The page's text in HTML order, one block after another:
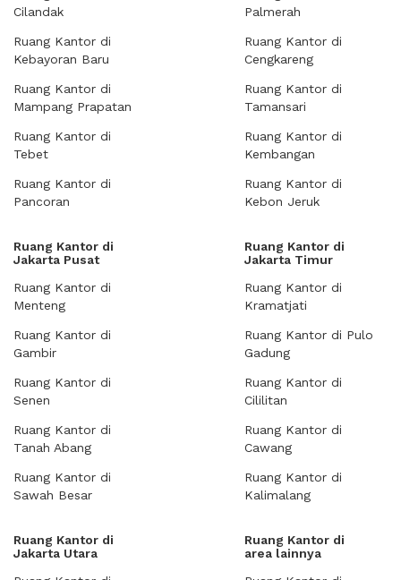
Cilandak
Ruang Kantor di
Kebayoran Baru
Ruang Kantor di
Mampang Prapatan
Ruang Kantor di
Tebet
Ruang Kantor di
Pancoran
Palmerah
Ruang Kantor di
Cengkareng
Ruang Kantor di
Tamansari
Ruang Kantor di
Kembangan
Ruang Kantor di
Kebon Jeruk
Ruang Kantor di
Jakarta Pusat
Ruang Kantor di
Menteng
Ruang Kantor di
Gambir
Ruang Kantor di
Senen
Ruang Kantor di
Tanah Abang
Ruang Kantor di
Sawah Besar
Ruang Kantor di
Jakarta Timur
Ruang Kantor di
Kramatjati
Ruang Kantor di Pulo
Gadung
Ruang Kantor di
Cililitan
Ruang Kantor di
Cawang
Ruang Kantor di
Kalimalang
Ruang Kantor di
Jakarta Utara
Ruang Kantor di
area lainnya